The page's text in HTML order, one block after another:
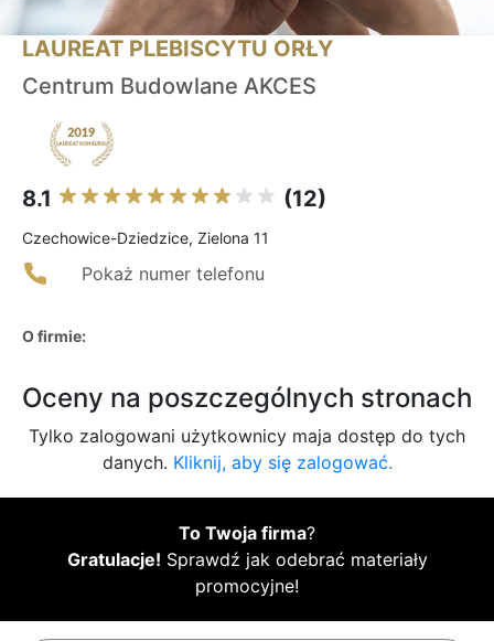
LAUREAT PLEBISCYTU ORŁY
Centrum Budowlane AKCES
8.1 (12)
Czechowice-Dziedzice, Zielona 11
Pokaż numer telefonu
O firmie:
Oceny na poszczególnych stronach
Tylko zalogowani użytkownicy maja dostęp do tych
danych. Kliknij, aby się zalogować.
To Twoja firma?
Gratulacje! Sprawdź jak odebrać materiały
promocyjne!